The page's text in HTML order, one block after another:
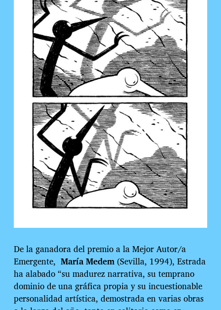
De la ganadora del premio a la Mejor Autor/a
Emergente, María Medem (Sevilla, 1994), Estrada
ha alabado “su madurez narrativa, su temprano
dominio de una gráfica propia y su incuestionable
personalidad artística, demostrada en varias obras